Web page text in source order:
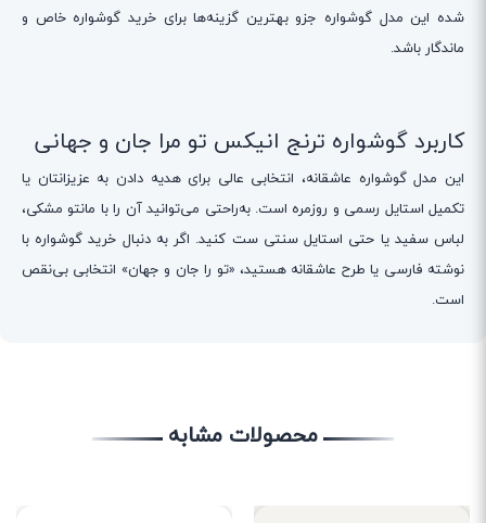
شده این مدل گوشواره جزو بهترین گزینه‌ها برای خرید گوشواره خاص و
ماندگار باشد.
کاربرد گوشواره ترنج انیکس تو مرا جان و جهانی
این مدل گوشواره عاشقانه، انتخابی عالی برای هدیه دادن به عزیزانتان یا
تکمیل استایل رسمی و روزمره است. به‌راحتی می‌توانید آن را با مانتو مشکی،
لباس سفید یا حتی استایل سنتی ست کنید. اگر به دنبال خرید گوشواره با
نوشته فارسی یا طرح عاشقانه هستید، «تو را جان و جهان» انتخابی بی‌نقص
است.
محصولات مشابه